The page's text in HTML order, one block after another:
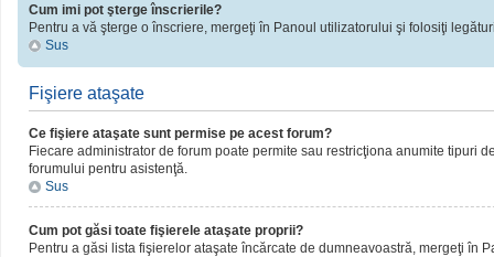
Cum imi pot şterge înscrierile?
Pentru a vă şterge o înscriere, mergeţi în Panoul utilizatorului şi folosiţi
Sus
Fişiere ataşate
Ce fişiere ataşate sunt permise pe acest forum?
Fiecare administrator de forum poate permite sau restricţiona anumite tipuri
forumului pentru asistenţă.
Sus
Cum pot găsi toate fişierele ataşate proprii?
Pentru a găsi lista fişierelor ataşate încărcate de dumneavoastră, mergeţi în